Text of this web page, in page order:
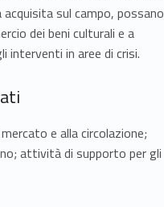
sul campo, possano
dei beni culturali e a
interventi in aree di crisi.
e alla circolazione;
attività di supporto per gli